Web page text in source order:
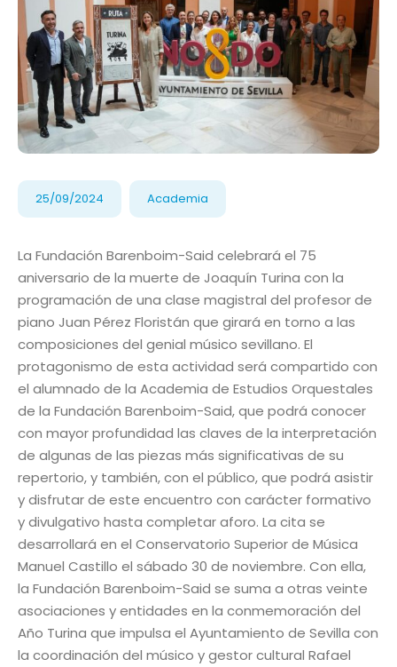
25/09/2024 Academia
La Fundación Barenboim-Said celebrará el 75
aniversario de la muerte de Joaquín Turina con la
programación de una clase magistral del profesor de
piano Juan Pérez Floristán que girará en torno a las
composiciones del genial músico sevillano. El
protagonismo de esta actividad será compartido con
el alumnado de la Academia de Estudios Orquestales
de la Fundación Barenboim-Said, que podrá conocer
con mayor profundidad las claves de la interpretación
de algunas de las piezas más significativas de su
repertorio, y también, con el público, que podrá asistir
y disfrutar de este encuentro con carácter formativo
y divulgativo hasta completar aforo. La cita se
desarrollará en el Conservatorio Superior de Música
Manuel Castillo el sábado 30 de noviembre. Con ella,
la Fundación Barenboim-Said se suma a otras veinte
asociaciones y entidades en la conmemoración del
Año Turina que impulsa el Ayuntamiento de Sevilla con
la coordinación del músico y gestor cultural Rafael